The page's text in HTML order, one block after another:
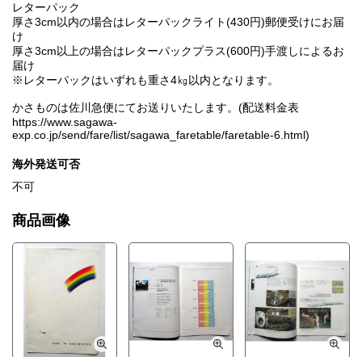
レターパック
厚さ3cm以内の場合はレターパックライト(430円)郵便受けにお届
け
厚さ3cm以上の場合はレターパックプラス(600円)手渡しによるお
届け
※レターパックはいずれも重さ4㎏以内となります。
かさものは佐川急便にてお送りいたします。(配送料金表
https://www.sagawa-
exp.co.jp/send/fare/list/sagawa_faretable/faretable-6.html)
海外発送可否
不可
商品画像